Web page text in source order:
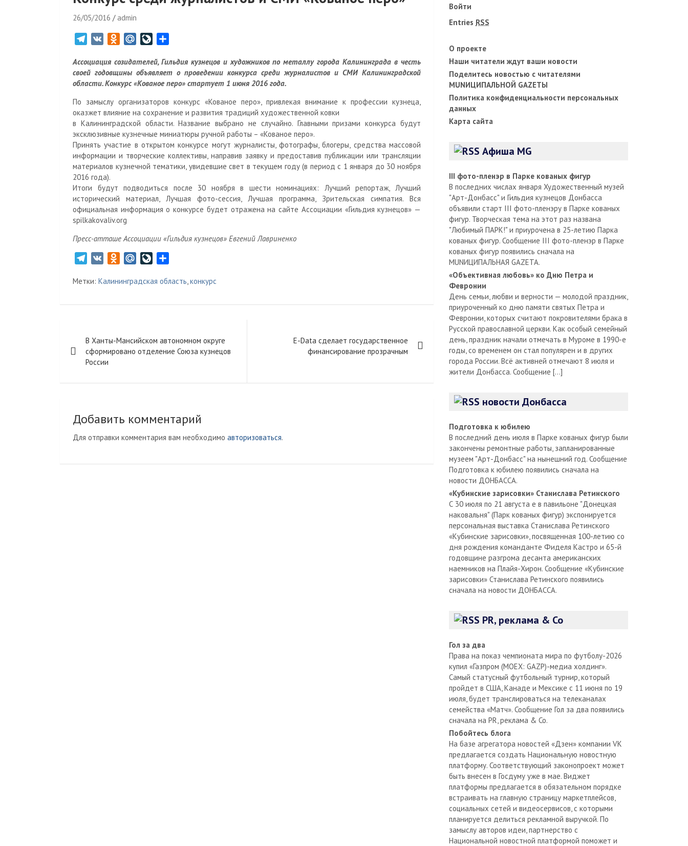
26/05/2016 admin
l
e
g
r
a
m
n
o
k
l
a
s
s
n
M
i
l
.
R
u
v
e
J
o
u
r
n
a
п
р
а
и
т
ь
Ассоциация созидателей, Гильдия кузнецов и художников по металлу города Калининграда в честь
своей годовщины объявляет о проведении конкурса среди журналистов и СМИ Калининградской
области. Конкурс «Кованое перо» стартует 1 июня 2016 года.
По замыслу организаторов конкурс «Кованое перо», привлекая внимание к профессии кузнеца,
оказжет влияние на сохранение и развития традиций художественной ковки
в Калининградской области. Название выбрано не случайно. Главными призами конкурса будут
эксклюзивные кузнечные миниатюры ручной работы – «Кованое перо».
Принять участие в открытом конкурсе могут журналисты, фотографы, блогеры, средства массовой
информации и творческие коллективы, направив заявку и предоставив публикации или трансляции
материалов кузнечной тематики, увидевшие свет в текущем году (в период с 1 января до 30 ноября
2016 года).
Итоги будут подводиться после 30 ноября в шести номинациях: Лучший репортаж, Лучший
исторический материал, Лучшая фото-сессия, Лучшая программа, Зрительская симпатия. Вся
официальная информация о конкурсе будет отражена на сайте Ассоциации «Гильдия кузнецов» —
spilkakovaliv.org
Пресс-атташе Ассоциации «Гильдия кузнецов» Евгений Лавриненко
l
g
m
n
k
s
s
i
M
i
.
v
J
r
n
l
п
а
т
ь
Метки: Калининградская область,конкурс
по
записям
В Ханты-Мансийском автономном округе
сформировано отделение Союза кузнецов
России
E-Data сделает государственное
финансирование прозрачным
Добавить комментарий
Для отправки комментария вам необходимо авторизоваться.
Войти
Entries RSS
О проекте
Наши читатели ждут ваши новости
Поделитесь новостью с читателями
MUNИЦИПАЛЬНОЙ GAZЕТЫ
Политика конфиденциальности персональных
данных
Карта сайта
Афиша MG
III фото-пленэр в Парке кованых фигур
В последних числах января Художественный музей
"Арт-Донбасс" и Гильдия кузнецов Донбасса
объявили старт III фото-пленэру в Парке кованых
фигур. Творческая тема на этот раз названа
"Любимый ПАРК!" и приурочена в 25-летию Парка
кованых фигур. Сообщение III фото-пленэр в Парке
кованых фигур появились сначала на
MUNИЦИПАЛЬНАЯ GAZЕТА.
«Объективная любовь» ко Дню Петра и
Февронии
День семьи, любви и верности — молодой праздник,
приуроченный ко дню памяти святых Петра и
Февронии, которых считают покровителями брака в
Русской православной церкви. Как особый семейный
день, праздник начали отмечать в Муроме в 1990-е
годы, со временем он стал популярен и в других
города России. Всё активней отмечают 8 июля и
жители Донбасса. Сообщение […]
новости Донбасса
Подготовка к юбилею
В последний день июля в Парке кованых фигур были
закончены ремонтные работы, запланированные
музеем "Арт-Донбасс" на нынешний год. Сообщение
Подготовка к юбилею появились сначала на
новости ДОНБАССА.
«Кубинские зарисовки» Станислава Ретинского
С 30 июля по 21 августа е в павильоне "Донецкая
наковальня" (Парк кованых фигур) экспонируется
персональная выставка Станислава Ретинского
«Кубинские зарисовки», посвященная 100-летию со
дня рождения команданте Фиделя Кастро и 65-й
годовщине разгрома десанта американских
наемников на Плайя-Хирон. Сообщение «Кубинские
зарисовки» Станислава Ретинского появились
сначала на новости ДОНБАССА.
PR, реклама & Co
Гол за два
Права на показ чемпионата мира по футболу-2026
купил «Газпром (MOEX: GAZP)-медиа холдинг».
Самый статусный футбольный турнир, который
пройдет в США, Канаде и Мексике с 11 июня по 19
июля, будет транслироваться на телеканалах
семейства «Матч». Сообщение Гол за два появились
сначала на PR, реклама & Co.
Побойтесь блога
На базе агрегатора новостей «Дзен» компании VK
предлагается создать Национальную новостную
платформу. Соответствующий законопроект может
быть внесен в Госдуму уже в мае. Виджет
платформы предлагается в обязательном порядке
встраивать на главную страницу маркетплейсов,
социальных сетей и видеосервисов, с которыми
планируется делиться рекламной выручкой. По
замыслу авторов идеи, партнерство с
Национальной новостной платформой поможет и